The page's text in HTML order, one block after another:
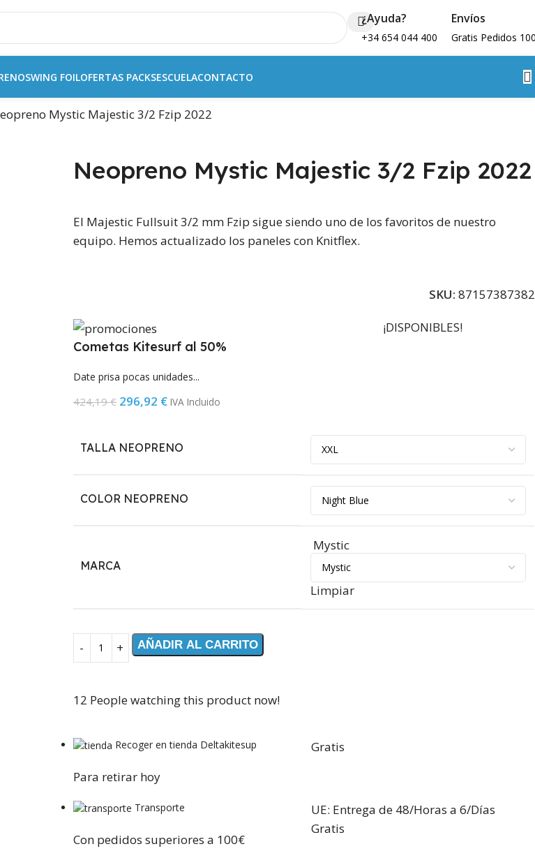
¿Ayuda?
+34 654 044 400
Envíos
Gratis Pedidos
WING FOILOFERTAS PACKSESCUELACONTACTO
Mystic Majestic 3/2 Fzip 2022
Neopreno Mystic Majestic 3/2 Fzip 2022
El Majestic Fullsuit 3/2 mm Fzip sigue siendo uno de los favoritos de nuestro
equipo. Hemos actualizado los paneles con Knitflex.
SKU: 87157387382
Cometas Kitesurf al 50%
Date prisa pocas unidades...
¡DISPONIBLES!
424,19€ 296,92 € IVA Incluido
TALLA NEOPRENO
COLOR NEOPRENO
MARCA
Mystic
Limpiar
AÑADIR AL CARRITO
12 People watching this product now!
Recoger en tienda Deltakitesup
Para retirar hoy
Gratis
Transporte
Con pedidos superiores a 100€
UE: Entrega de 48/Horas a 6/Días
Gratis